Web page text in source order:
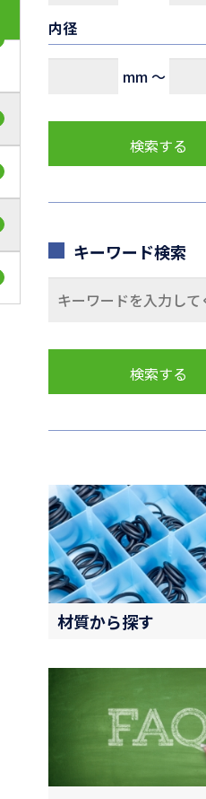
内径
mm～
キーワード検索
材質から探す